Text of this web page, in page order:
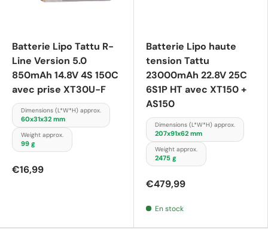
Batterie Lipo Tattu R-
Line Version 5.0
850mAh 14.8V 4S 150C
avec prise XT30U-F
Dimensions (L*W*H) approx.
60x31x32 mm
Weight approx.
99 g
€16,99
Batterie Lipo haute
tension Tattu
23000mAh 22.8V 25C
6S1P HT avec XT150 +
AS150
Dimensions (L*W*H) approx.
207x91x62 mm
Weight approx.
2475 g
€479,99
En stock